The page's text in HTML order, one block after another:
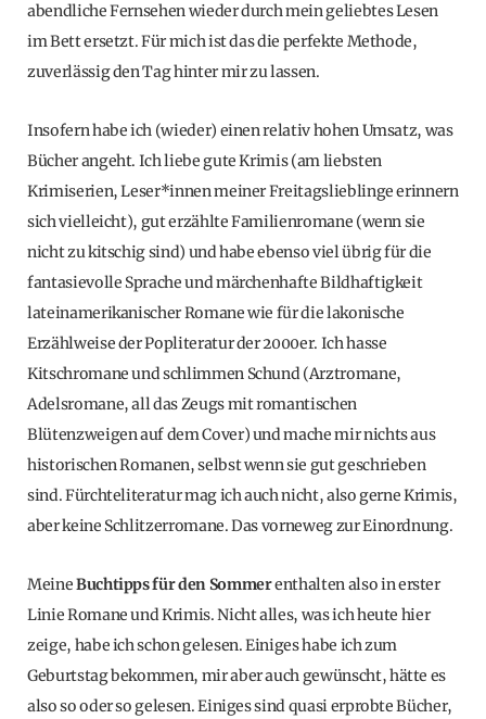
abendliche Fernsehen wieder durch mein geliebtes Lesen
im Bett ersetzt. Für mich ist das die perfekte Methode,
zuverlässig den Tag hinter mir zu lassen.
Insofern habe ich (wieder) einen relativ hohen Umsatz, was
Bücher angeht. Ich liebe gute Krimis (am liebsten
Krimiserien, Leser*innen meiner Freitagslieblinge erinnern
sich vielleicht), gut erzählte Familienromane (wenn sie
nicht zu kitschig sind) und habe ebenso viel übrig für die
fantasievolle Sprache und märchenhafte Bildhaftigkeit
lateinamerikanischer Romane wie für die lakonische
Erzählweise der Popliteratur der 2000er. Ich hasse
Kitschromane und schlimmen Schund (Arztromane,
Adelsromane, all das Zeugs mit romantischen
Blütenzweigen auf dem Cover) und mache mir nichts aus
historischen Romanen, selbst wenn sie gut geschrieben
sind. Fürchteliteratur mag ich auch nicht, also gerne Krimis,
aber keine Schlitzerromane. Das vorneweg zur Einordnung.
MeineBuchtipps für den Sommerenthalten also in erster
Linie Romane und Krimis. Nicht alles, was ich heute hier
zeige, habe ich schon gelesen. Einiges habe ich zum
Geburtstag bekommen, mir aber auch gewünscht, hätte es
also so oder so gelesen. Einiges sind quasi erprobte Bücher,